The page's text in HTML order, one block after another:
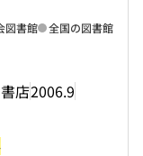
店2006.9
図書館 全国の図書館